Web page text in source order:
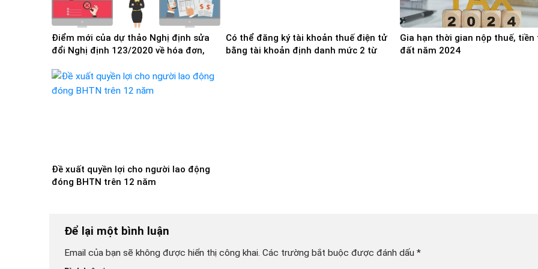
Điểm mới của dự thảo Nghị định sửa
đổi Nghị định 123/2020 về hóa đơn,
Có thể đăng ký tài khoản thuế điện tử
bằng tài khoản định danh mức 2 từ
Gia hạn thời gian nộp thuế, tiền
đất năm 2024
Đề xuất quyền lợi cho người lao động
đóng BHTN trên 12 năm
Để lại một bình luận
Email của bạn sẽ không được hiển thị công khai. Các trường bắt buộc được đánh dấu *